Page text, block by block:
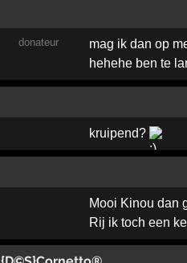
donateur
mag ik dan op
hehehe ben te
kruipend?
Mooi Kinou dan
Rij ik toch een